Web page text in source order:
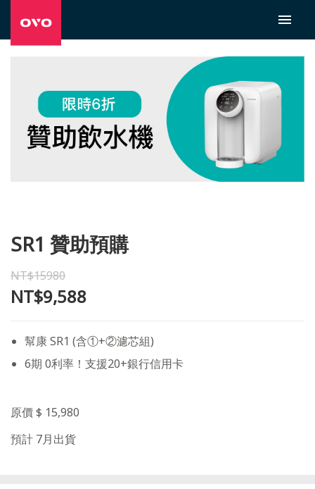
SR1 贊助預購
NT$15980
NT$9,588
幫康 SR1 (含①+②濾芯組)
6期 0利率！支援20+銀行信用卡
原價 $ 15,980
預計 7月出貨